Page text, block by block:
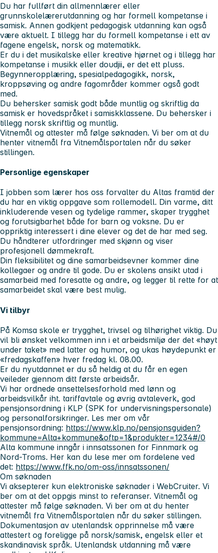
Du har fullført din allmennlærer eller
grunnskolelærerutdanning og har formell kompetanse i
samisk. Annen godkjent pedagogisk utdanning kan også
være aktuelt. I tillegg har du formell kompetanse i ett av
fagene engelsk, norsk og matematikk.
Er du i det musikalske eller kreative hjørnet og i tillegg har
kompetanse i musikk eller doudjii, er det ett pluss.
Begynneropplæring, spesialpedagogikk, norsk,
kroppsøving og andre fagområder kommer også godt
med.
Du behersker samisk godt både muntlig og skriftlig da
samisk er hovedspråket i samiskklassene. Du behersker i
tillegg norsk skriftlig og muntlig.
Vitnemål og attester må følge søknaden. Vi ber om at du
henter vitnemål fra Vitnemålsportalen når du søker
stillingen.
Personlige egenskaper
I jobben som lærer hos oss forvalter du Altas framtid der
du har en viktig oppgave som rollemodell. Din varme, ditt
inkluderende vesen og tydelige rammer, skaper trygghet
og forutsigbarhet både for barn og voksne. Du er
oppriktig interessert i dine elever og det de har med seg.
Du håndterer utfordringer med skjønn og viser
profesjonell dømmekraft.
Din fleksibilitet og dine samarbeidsevner kommer dine
kollegaer og andre til gode. Du er skolens ansikt utad i
samarbeid med foresatte og andre, og legger til rette for at
samarbeidet skal være best mulig.
Vi tilbyr
På Komsa skole er trygghet, trivsel og tilhørighet viktig. Du
vil bli ønsket velkommen inn i et arbeidsmiljø der det «høyt
under taket» med latter og humor, og ukas høydepunkt er
«fredagskaffen» hver fredag kl. 08.00.
Er du nyutdannet er du så heldig at du får en egen
veileder gjennom ditt første arbeidsår.
Vi har ordnede ansettelsesforhold med lønn og
arbeidsvilkår iht. tariffavtale og øvrig avtaleverk, god
pensjonsordning i KLP (SPK for undervisningspersonale)
og personalforsikringer. Les mer om vår
pensjonsordning: https://www.klp.no/pensjonsguiden?
kommune=Alta+kommune&oftp=1&produkter=1234#/0
Alta kommune inngår i innsatssonen for Finnmark og
Nord-Troms. Her kan du lese mer om fordelene ved
det: https://www.ffk.no/om-oss/innsatssonen/
Om søknaden
Vi aksepterer kun elektroniske søknader i WebCruiter. Vi
ber om at det oppgis minst to referanser. Vitnemål og
attester må følge søknaden. Vi ber om at du henter
vitnemål fra Vitnemålsportalen når du søker stillingen.
Dokumentasjon av utenlandsk opprinnelse må være
attestert og foreligge på norsk/samisk, engelsk eller et
skandinavisk språk. Utenlandsk utdanning må være